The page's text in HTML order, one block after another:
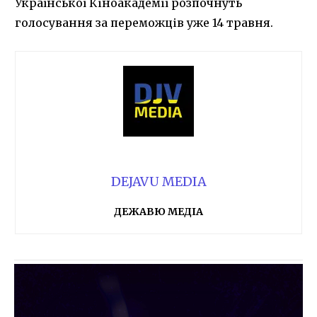
Української Кіноакадемії розпочнуть
голосування за переможців уже 14 травня.
DEJAVU MEDIA
ДЕЖАВЮ МЕДІА